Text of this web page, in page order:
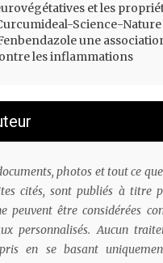
et les
Science-Nature
une
les inflammations
photos et tout ce
cités, sont publiés à titre
peuvent être considérées
personnalisés. Aucun
en se basant